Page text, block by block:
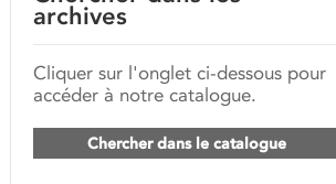
archives
Cliquer sur l'onglet ci-dessous pour
accéder à notre catalogue.
Chercher dans le catalogue